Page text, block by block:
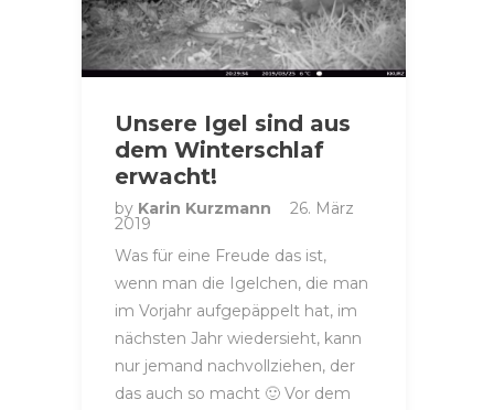
Unsere Igel sind aus
dem Winterschlaf
erwacht!
by Karin Kurzmann 26. März
2019
Was für eine Freude das ist,
wenn man die Igelchen, die man
im Vorjahr aufgepäppelt hat, im
nächsten Jahr wiedersieht, kann
nur jemand nachvollziehen, der
das auch so macht 🙂 Vor dem